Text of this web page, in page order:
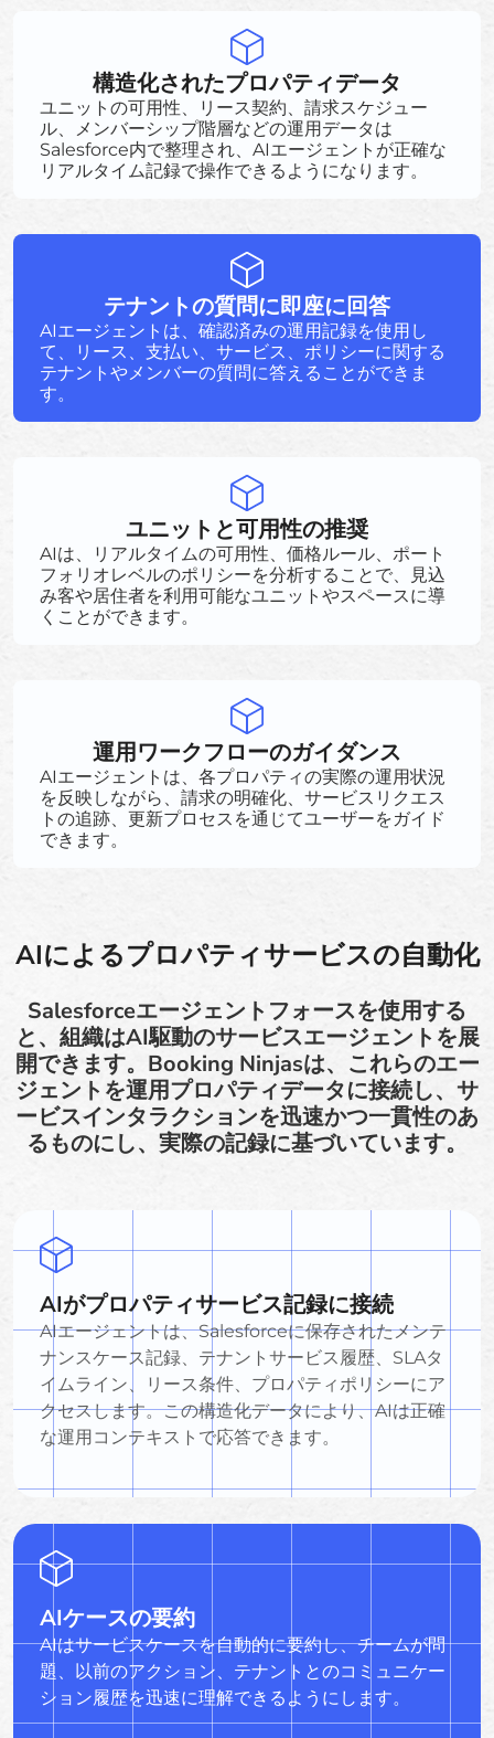
構造化されたプロパティデータ
ユニットの可用性、リース契約、請求スケジュー
ル、メンバーシップ階層などの運用データは
Salesforce内で整理され、AIエージェントが正確な
リアルタイム記録で操作できるようになります。
テナントの質問に即座に回答
AIエージェントは、確認済みの運用記録を使用し
て、リース、支払い、サービス、ポリシーに関する
テナントやメンバーの質問に答えることができま
す。
ユニットと可用性の推奨
AIは、リアルタイムの可用性、価格ルール、ポート
フォリオレベルのポリシーを分析することで、見込
み客や居住者を利用可能なユニットやスペースに導
くことができます。
運用ワークフローのガイダンス
AIエージェントは、各プロパティの実際の運用状況
を反映しながら、請求の明確化、サービスリクエス
トの追跡、更新プロセスを通じてユーザーをガイド
できます。
AIによるプロパティサービスの自動化
Salesforceエージェントフォースを使用する
と、組織はAI駆動のサービスエージェントを展
開できます。Booking Ninjasは、これらのエー
ジェントを運用プロパティデータに接続し、サ
ービスインタラクションを迅速かつ一貫性のあ
るものにし、実際の記録に基づいています。
AIがプロパティサービス記録に接続
AIエージェントは、Salesforceに保存されたメンテ
ナンスケース記録、テナントサービス履歴、SLAタ
イムライン、リース条件、プロパティポリシーにア
クセスします。この構造化データにより、AIは正確
な運用コンテキストで応答できます。
AIケースの要約
AIはサービスケースを自動的に要約し、チームが問
題、以前のアクション、テナントとのコミュニケー
ション履歴を迅速に理解できるようにします。